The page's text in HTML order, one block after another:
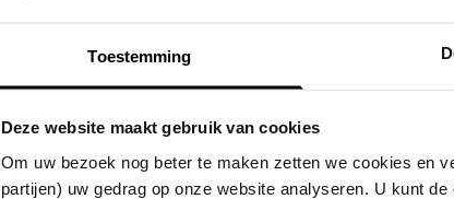
Toestemming
Deze website maakt gebruik van cookies
Om uw bezoek nog beter te maken zetten we cookies en
partijen) uw gedrag op onze website analyseren. U kunt